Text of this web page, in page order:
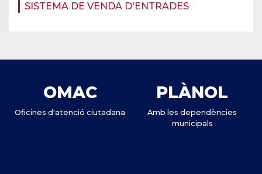
SISTEMA DE VENDA D'ENTRADES
OMAC
Oficines d'atenció ciutadana
PLÀNOL
Amb les dependències
municipals